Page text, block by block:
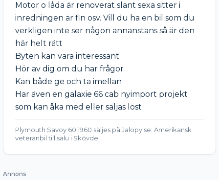
Motor o låda är renoverat slant sexa sitter i
inredningen är fin osv. Vill du ha en bil som du
verkligen inte ser någon annanstans så är den
här helt rätt
Byten kan vara interessant
Hör av dig om du har frågor
Kan både ge och ta imellan
Har även en galaxie 66 cab nyimport projekt
som kan åka med eller säljas löst
Plymouth Savoy 60 1960 säljes på Jalopy.se. Amerikansk
veteranbil till salu i Skövde.
Annons